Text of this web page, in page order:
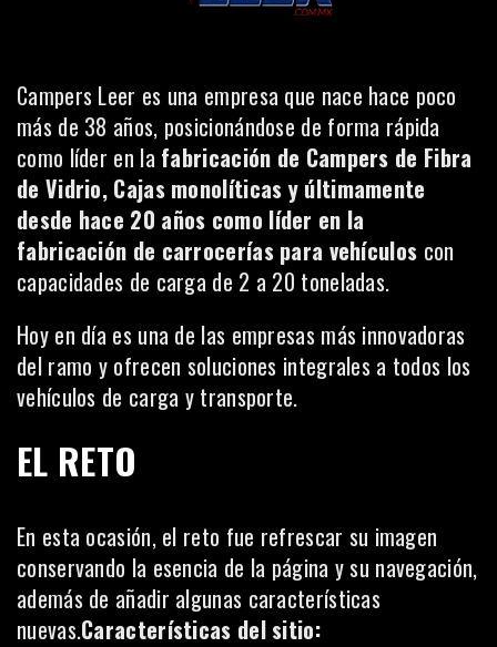
Campers Leer es una empresa que nace hace poco
más de 38 años, posicionándose de forma rápida
como líder en la fabricación de Campers de Fibra
de Vidrio, Cajas monolíticas y últimamente
desde hace 20 años como líder en la
fabricación de carrocerías para vehículos con
capacidades de carga de 2 a 20 toneladas.
Hoy en día es una de las empresas más innovadoras
del ramo y ofrecen soluciones integrales a todos los
vehículos de carga y transporte.
EL RETO
En esta ocasión, el reto fue refrescar su imagen
conservando la esencia de la página y su navegación,
además de añadir algunas características
nuevas.Características del sitio: